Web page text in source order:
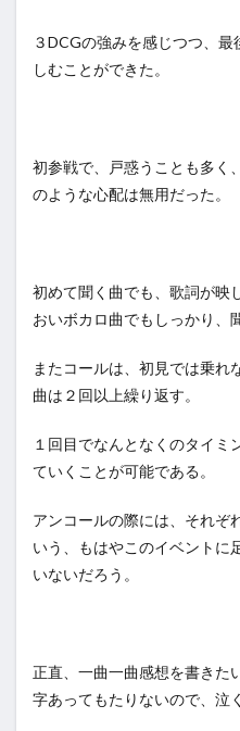
３DCGの強みを感じつつ、
しむことができた。
初参戦で、戸惑うことも多く
のような心配は無用だった。
初めて聞く曲でも、歌詞が映
おいボカロ曲でもしっかり、
またコールは、初見では乗れ
曲は２回以上繰り返す。
１回目でなんとなくのタイミ
ていくことが可能である。
アンコールの際には、それぞ
いう、もはやこのイベントに
いないだろう。
正直、一曲一曲感想を書きた
字あってもたりないので、泣